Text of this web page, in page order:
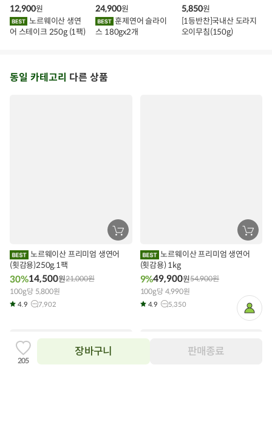
마
이
찜
하
205
장바구니 판매종료
에
담
기
노르웨이산 생연
어 스테이크 250g (1팩)
12,900원
에
담
훈제연어 슬라이
스 180gx2개
24,900원
에
담
[1등반찬]국내산 도라지
오이무침(150g)
5,850원
동일 카테고리 다른 상품
장
바
구
니
(횟감용)250g.1팩
30%14,500원21,000원
100g당 5,800원
4.9 7,902
장
바
구
니
노르웨이산 프리미엄 생연어
(횟감용) 1kg
9%49,900원54,900원
100g당 4,990원
4.9 5,350
한정특가